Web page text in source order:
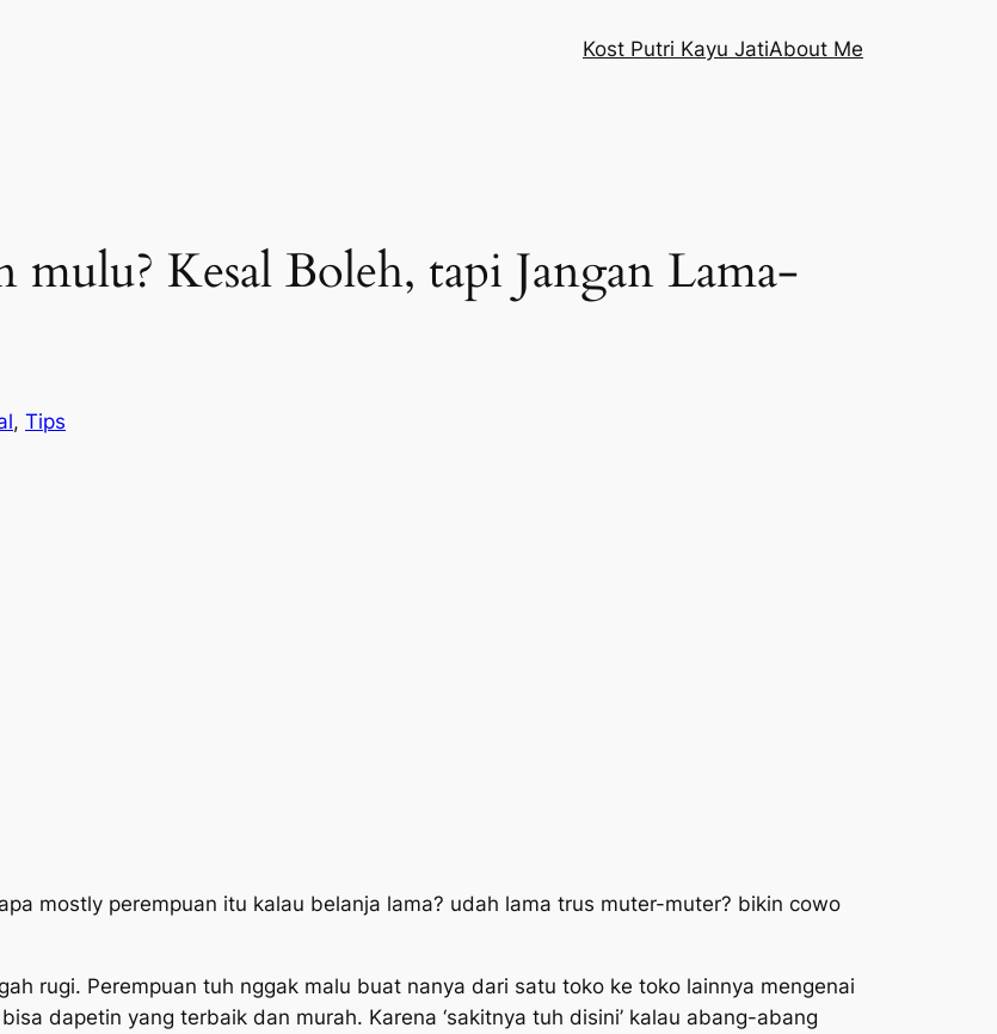
Kost Putri Kayu JatiAbout Me
Kesal Boleh, tapi Jangan Lama-
, Tips
mostly perempuan itu kalau belanja lama? udah lama trus muter-muter? bikin cowo
rugi. Perempuan tuh nggak malu buat nanya dari satu toko ke toko lainnya mengenai
dapetin yang terbaik dan murah. Karena ‘sakitnya tuh disini’ kalau abang-abang